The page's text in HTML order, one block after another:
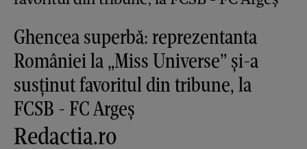
Ghencea superbă: reprezentanta
României la „Miss Universe” și-a
susținut favoritul din tribune, la
FCSB - FC Argeș
Redactia.ro